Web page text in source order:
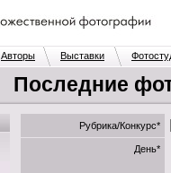
Авторы Выставки
Последние
Рубрика/Конкурс*
День*